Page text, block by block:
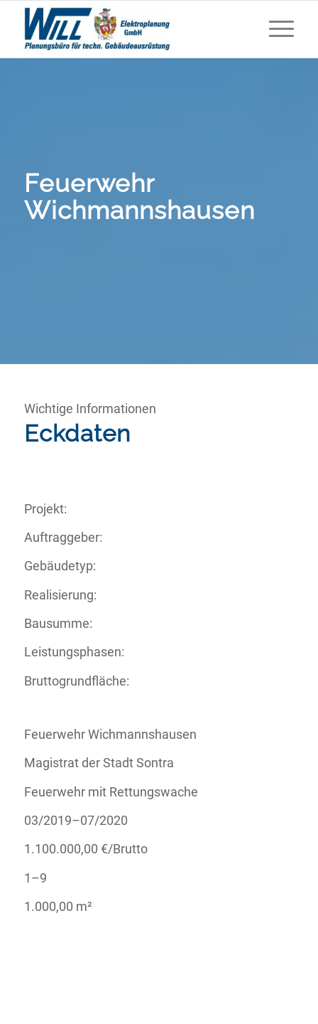
Feuerwehr
Wichmannshausen
Wichtige Informationen
Eckdaten
Projekt:
Auftraggeber:
Gebäudetyp:
Realisierung:
Bausumme:
Leistungsphasen:
Bruttogrundfläche:
Feuerwehr Wichmannshausen
Magistrat der Stadt Sontra
Feuerwehr mit Rettungswache
03/2019–07/2020
1.100.000,00 €/Brutto
1–9
1.000,00 m²